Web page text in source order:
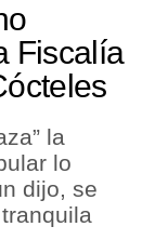
Fiscalía
la
lo
dijo, se